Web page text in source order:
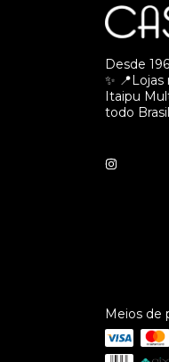
Desde
✨
Itaipu
todo
Meios de